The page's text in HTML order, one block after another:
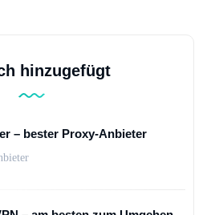
hinzugefügt
– bester Proxy-Anbieter